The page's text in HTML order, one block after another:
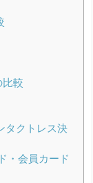
比較
タクトレス決
・会員カード